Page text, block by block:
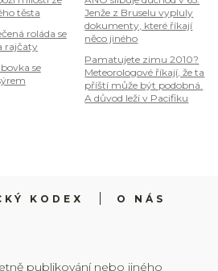
těsta
roláda se
rajčaty
se
Jenže z Bruselu vypluly
dokumenty, které říkají
něco jiného
Pamatujete zimu 2010?
Meteorologové říkají, že ta
příští může být podobná.
A důvod leží v Pacifiku
KODEX O NÁS
publikování nebo jiného